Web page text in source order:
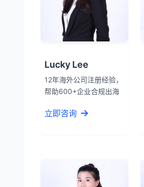
Lucky Lee
12年海外公司注册经验，
帮助600+企业合规出海
立即咨询